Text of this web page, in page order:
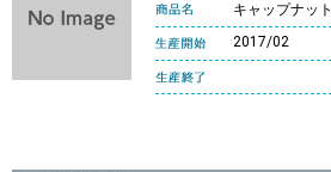
キャップナット
2017/02